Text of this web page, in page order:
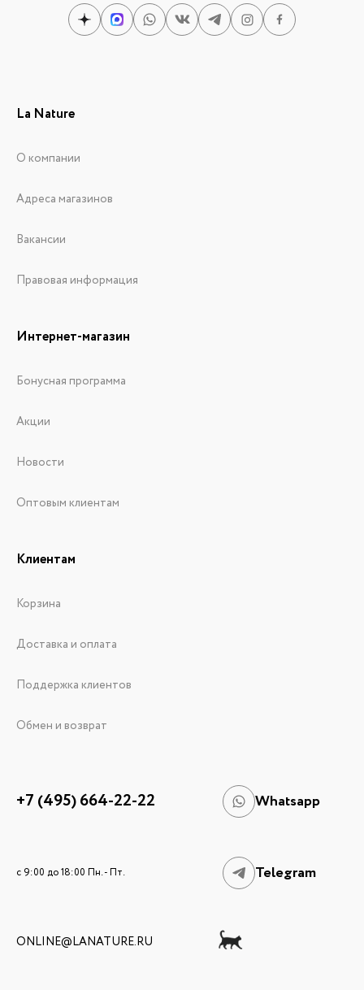
La Nature
О компании
Адреса магазинов
Вакансии
Правовая информация
Интернет-магазин
Бонусная программа
Акции
Новости
Оптовым клиентам
Клиентам
Корзина
Доставка и оплата
Поддержка клиентов
Обмен и возврат
+7 (495) 664-22-22 Whatsapp
c 9:00 до 18:00 Пн. - Пт. Telegram
ONLINE@LANATURE.RU